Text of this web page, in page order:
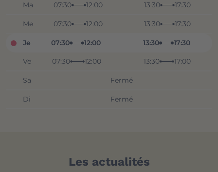
Ma 07:30 12:00 13:30 17:30
Me 07:30 12:00 13:30 17:30
Je 07:30 12:00 13:30 17:30
Ve 07:30 12:00 13:30 17:00
Sa Fermé
Di Fermé
Les actualités